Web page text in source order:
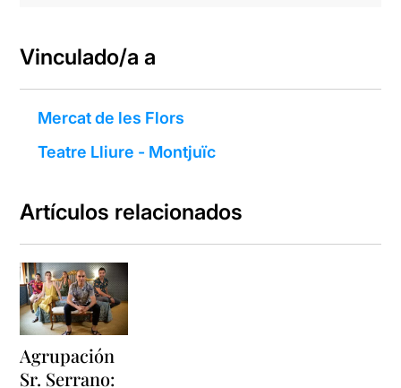
Vinculado/a a
Mercat de les Flors
Teatre Lliure - Montjuïc
Artículos relacionados
Agrupación
Sr. Serrano: